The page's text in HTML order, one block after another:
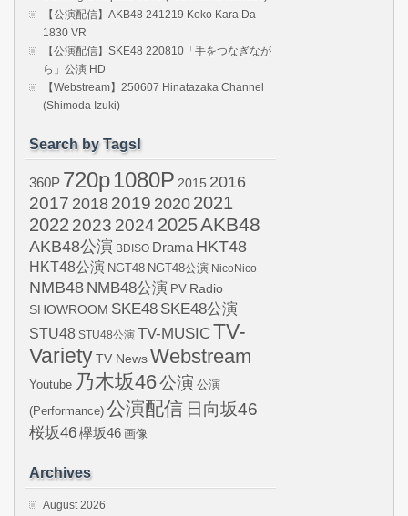
【公演配信】AKB48 241219 Koko Kara Da
1830 VR
【公演配信】SKE48 220810「手をつなぎなが
ら」公演 HD
【Webstream】250607 Hinatazaka Channel
(Shimoda Izuki)
Search by Tags!
360P 720p1080P 2015 2016
2017 2018 2019 20202021
2022 2023 2024 2025AKB48
AKB48公演 BDISO Drama HKT48
HKT48公演 NGT48 NGT48公演 NicoNico
NMB48 NMB48公演 PV Radio
SHOWROOM SKE48 SKE48公演
STU48 STU48公演 TV-MUSICTV-
VarietyTV NewsWebstream
Youtube 乃木坂46公演 公演
(Performance) 公演配信 日向坂46
桜坂46欅坂46 画像
Archives
August 2026